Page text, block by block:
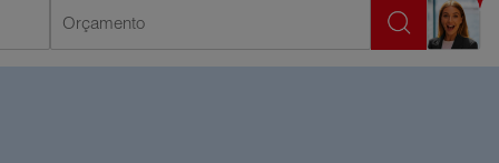
Orçamento